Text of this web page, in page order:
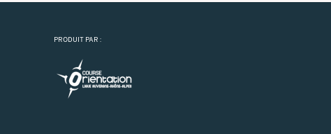
PRODUIT PAR :